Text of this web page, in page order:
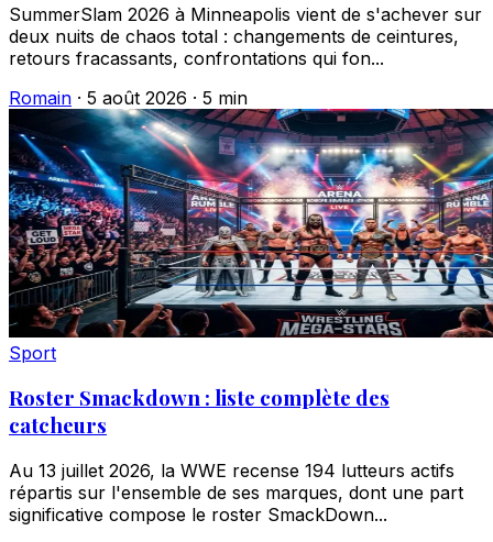
SummerSlam 2026 à Minneapolis vient de s'achever sur
deux nuits de chaos total : changements de ceintures,
retours fracassants, confrontations qui fon...
Romain · 5 août 2026 · 5 min
Sport
Roster Smackdown : liste complète des
catcheurs
Au 13 juillet 2026, la WWE recense 194 lutteurs actifs
répartis sur l'ensemble de ses marques, dont une part
significative compose le roster SmackDown...